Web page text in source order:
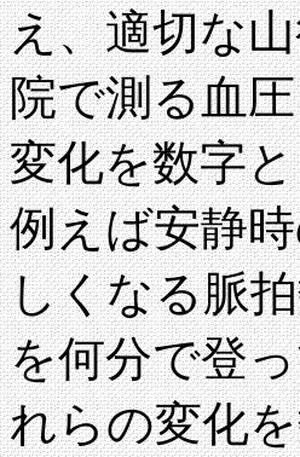
え、適切な
院で測る血
変化を数字
例えば安静
しくなる脈
を何分で登
れらの変化